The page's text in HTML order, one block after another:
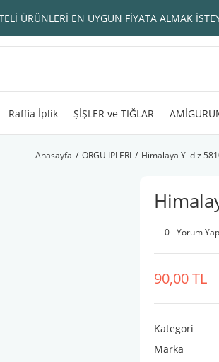
ÜRÜNLERİ EN UYGUN FİYATA ALMAK
Raffia İplik ŞİŞLER ve TIĞLAR
Anasayfa ÖRGÜ İPLERİ Himalaya Yıldız
0 - Yorum Yap
90,00 TL
Kategori
Marka